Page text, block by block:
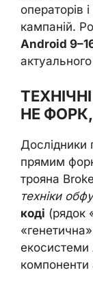
операторів
кампаній.
Android
НЕ
Дослідники
прямим
трояна
техніки
коді (рядок
екосистеми
компоненти